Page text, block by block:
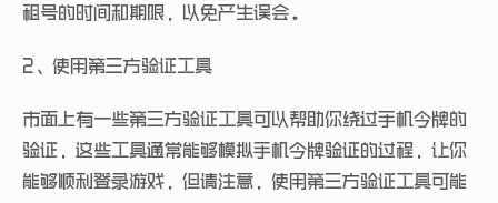
租号的时间和期限，以免产生误会。
2、使用第三方验证工具
市面上有一些第三方验证工具可以帮助你绕过手机令牌的
验证，这些工具通常能够模拟手机令牌验证的过程，让你
能够顺利登录游戏，但请注意，使用第三方验证工具可能